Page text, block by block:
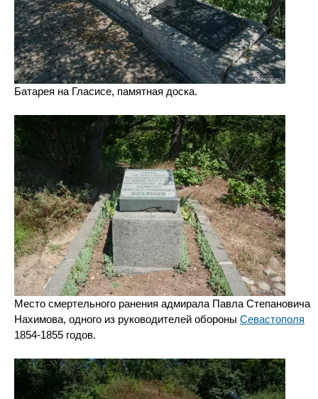
Батарея на Гласисе, памятная доска.
Место смертельного ранения адмирала Павла Степановича
Нахимова, одного из руководителей обороны Севастополя
1854-1855 годов.